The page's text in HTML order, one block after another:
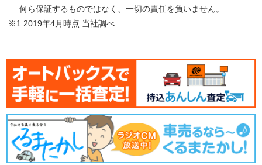
何ら保証するものではなく、一切の責任を負いません。
※1 2019年4月時点 当社調べ